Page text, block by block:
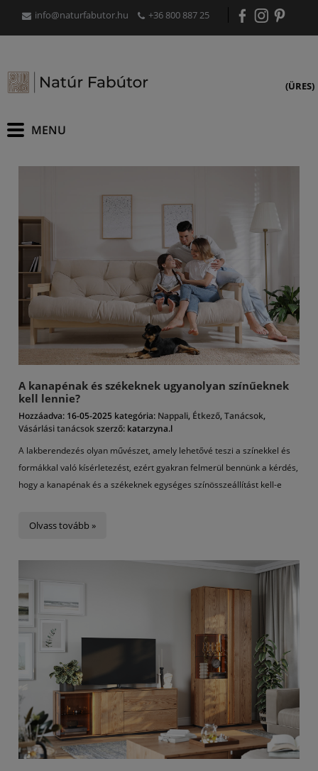
info@naturfabutor.hu +36 800 887 25
(ÜRES)
A kanapénak és székeknek ugyanolyan színűeknek
kell lennie?
Hozzáadva: 16-05-2025 kategória: Nappali, Étkező, Tanácsok,
Vásárlási tanácsokszerző: katarzyna.l
A lakberendezés olyan művészet, amely lehetővé teszi a színekkel és
formákkal való kísérletezést, ezért gyakran felmerül bennünk a kérdés,
hogy a kanapénak és a székeknek egységes színösszeállítást kell-e
kellene igazítani. Azt is megtudhatja, hogy a székeknek a kanapé
színével megegyező színűnek kell-e lenniük, vagy lehetnek-e teljesen
különbözőek.
Olvass tovább »